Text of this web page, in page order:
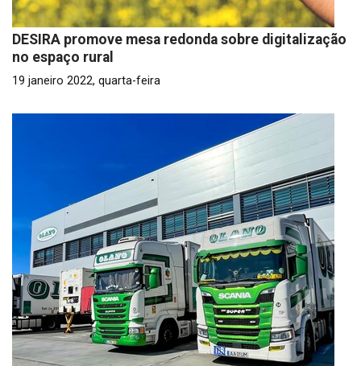
DESIRA promove mesa redonda sobre digitalização
no espaço rural
19 janeiro 2022, quarta-feira